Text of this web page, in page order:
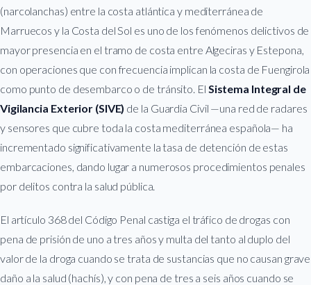
(narcolanchas) entre la costa atlántica y mediterránea de
Marruecos y la Costa del Sol es uno de los fenómenos delictivos de
mayor presencia en el tramo de costa entre Algeciras y Estepona,
con operaciones que con frecuencia implican la costa de Fuengirola
como punto de desembarco o de tránsito. El Sistema Integral de
Vigilancia Exterior (SIVE) de la Guardia Civil —una red de radares
y sensores que cubre toda la costa mediterránea española— ha
incrementado significativamente la tasa de detención de estas
embarcaciones, dando lugar a numerosos procedimientos penales
por delitos contra la salud pública.
El artículo 368 del Código Penal castiga el tráfico de drogas con
pena de prisión de uno a tres años y multa del tanto al duplo del
valor de la droga cuando se trata de sustancias que no causan grave
daño a la salud (hachís), y con pena de tres a seis años cuando se